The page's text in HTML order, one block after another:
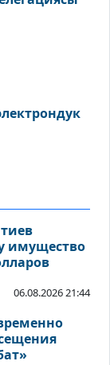
имущество
06.08.2026 21:44